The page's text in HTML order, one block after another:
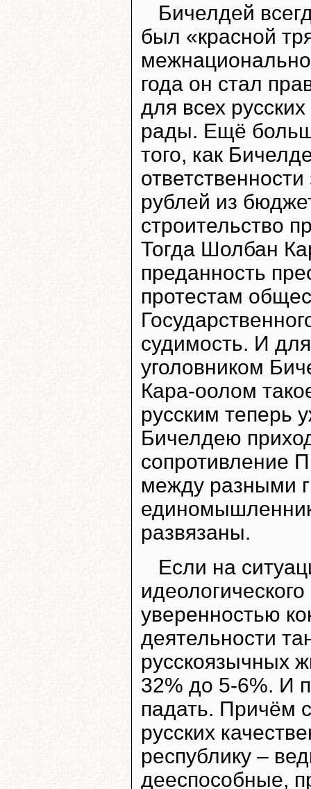
Бичелдей
был «красной
года он стал
для всех
рады. Ещё
того, как
рублей из
строительство
Тогда Шолбан
преданность
протестам
судимость. И
уголовником
Кара-оолом
русским теперь
Бичелдею
сопротивление
между разными
развязаны.
Если на
уверенностью
деятельности
русскоязычных
32% до 5-6%. И
падать. Причём
русских
республику –
дееспособные,